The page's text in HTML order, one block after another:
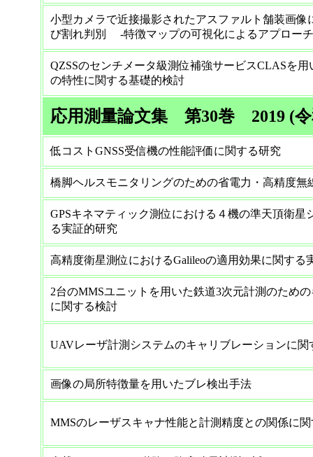
小型カメラで近接撮影されたアスファルト舗装画像
び割れ判別 -特徴マップの可視化によるアプロー
QZSSのセンチメータ級測位補強サービスCLASを
の特性に関する基礎的検討
応用測量論文集 第30巻 2019 (令
低コストGNSS受信機の性能評価に関する研究
橋脚ヘルスモニタリングのための省電力・高精
GPSキネマティック測位における４機の準天頂衛星
る実証的研究
高精度衛星測位におけるGalileoの適用効果に関する
2台のMMSユニットを用いた鉄道3次元計測のため
に関する検討
UAVレーザ計測システムのキャリブレーションに
画像の局所特徴量を用いたブレ検出手法
MMSのレーザスキャナ性能と計測精度との関係